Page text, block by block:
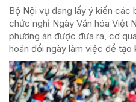
Bộ Nội vụ đang lấy ý kiến các
chức nghỉ Ngày Văn hóa Việt
phương án được đưa ra, cơ
hoán đổi ngày làm việc để tạo